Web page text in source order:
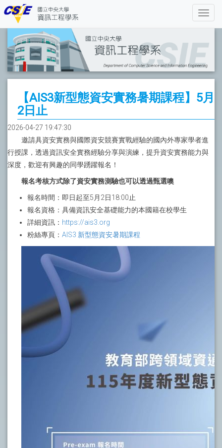
【AIS3新型態資安實務暑期課程】5月
2日止
2026-04-27 19:47:30
邀請具資安實務與國際資安競賽實戰經驗的國內外專家學者進
行授課，透過資訊安全實務經驗分享與演練，提升資安實務能力與
深度，歡迎有興趣的同學踴躍報名！
報名考核方式除了資安實務測驗也可以透過甄選噢
報名時間：即日起至5月2日18:00止
報名資格：具備資訊安全基礎能力的本國籍在校學生
詳細資訊： https://ais3.org
粉絲專頁： AIS3 新型態資安暑期課程